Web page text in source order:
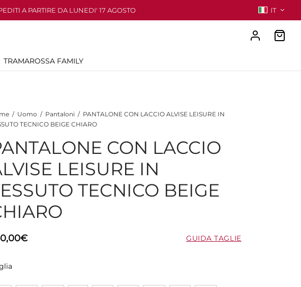
A PARTIRE DA LUNEDI' 17 AGOSTO IT
TRAMAROSSA FAMILY
/ Uomo / Pantaloni / PANTALONE CON LACCIO ALVISE LEISURE IN
TECNICO BEIGE CHIARO
CON LACCIO
LEISURE IN
TECNICO BEIGE
€ GUIDA TAGLIE